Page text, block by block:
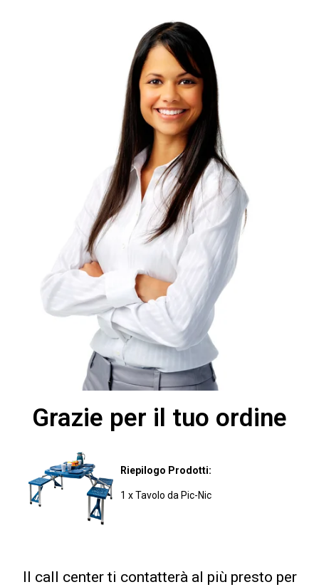
Grazie per il tuo ordine
Riepilogo Prodotti:
1 x Tavolo da Pic-Nic
Il call center ti contatterà al più presto per